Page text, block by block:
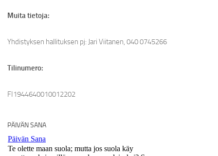
Muita tietoja:
Yhdistyksen hallituksen pj: Jari Viitanen, 040 0745266
Tilinumero:
FI1944640010012202
PÄIVÄN SANA